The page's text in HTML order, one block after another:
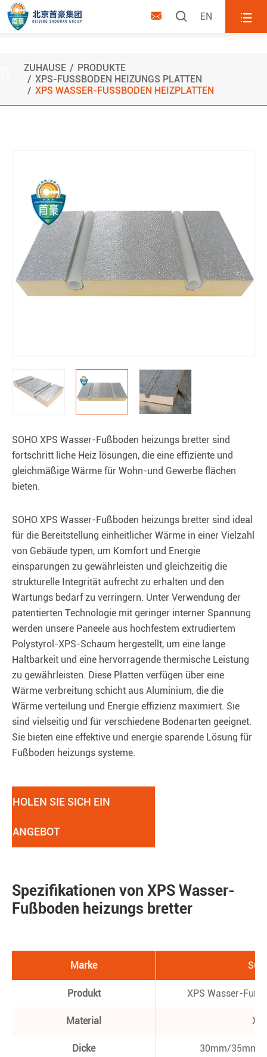
  EN 
XPS Wasser-Fußboden
heizplatten
ZUHAUSE
PRODUKTE
XPS-FUSSBODEN HEIZUNGS PLATTEN
XPS WASSER-FUSSBODEN HEIZPLATTEN
SOHO XPS Wasser-Fußboden heizungs bretter sind
fortschritt liche Heiz lösungen, die eine effiziente und
gleichmäßige Wärme für Wohn-und Gewerbe flächen
bieten.
SOHO XPS Wasser-Fußboden heizungs bretter sind ideal
für die Bereitstellung einheitlicher Wärme in einer Vielzahl
von Gebäude typen, um Komfort und Energie
einsparungen zu gewährleisten und gleichzeitig die
strukturelle Integrität aufrecht zu erhalten und den
Wartungs bedarf zu verringern. Unter Verwendung der
patentierten Technologie mit geringer interner Spannung
werden unsere Paneele aus hochfestem extrudiertem
Polystyrol-XPS-Schaum hergestellt, um eine lange
Haltbarkeit und eine hervorragende thermische Leistung
zu gewährleisten. Diese Platten verfügen über eine
Wärme verbreitung schicht aus Aluminium, die die
Wärme verteilung und Energie effizienz maximiert. Sie
sind vielseitig und für verschiedene Bodenarten geeignet.
Sie bieten eine effektive und energie sparende Lösung für
Fußboden heizungs systeme.
HOLEN SIE SICH EIN
ANGEBOT
Spezifikationen von XPS Wasser-
Fußboden heizungs bretter
Marke
Produkt XPS Wasser-
Material
Dicke 30mm/35mm/